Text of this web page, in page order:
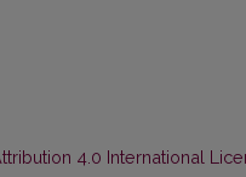
4.0 International